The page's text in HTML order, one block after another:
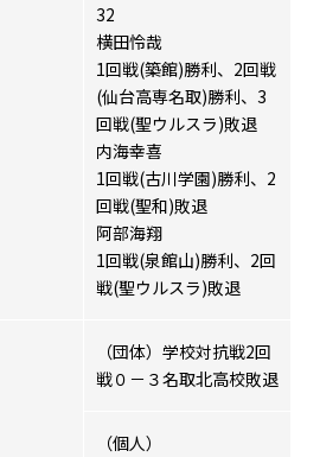
32
横田怜哉
1回戦(築館)勝利、2回戦
(仙台高専名取)勝利、3
回戦(聖ウルスラ)敗退
内海幸喜
1回戦(古川学園)勝利、2
回戦(聖和)敗退
阿部海翔
1回戦(泉館山)勝利、2回
戦(聖ウルスラ)敗退
（団体）学校対抗戦2回
戦０－３名取北高校敗退
（個人）